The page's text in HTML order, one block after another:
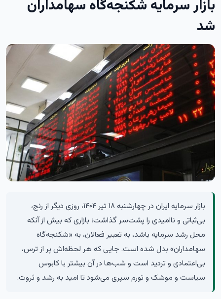
بازار سرمایه شکنجه‌گاه سهامداران
شد
بازار سرمایه ایران در چهارشنبه ۱۸ تیر ۱۴۰۴، روزی دیگر از رنج،
بی‌ثباتی و ناامیدی را پشت‌سر گذاشت؛ بازاری که بیش از آنکه
محل رشد سرمایه باشد، به تعبیر فعالان، به «شکنجه‌گاه
سهامداران» بدل شده است. جایی که هر لحظه‌اش پر از ترس،
بی‌اعتمادی و تردید است و شب‌ها در آن بیشتر با کابوس
سیاست و موشک و تورم سپری می‌شود تا امید به رشد و ثروت.